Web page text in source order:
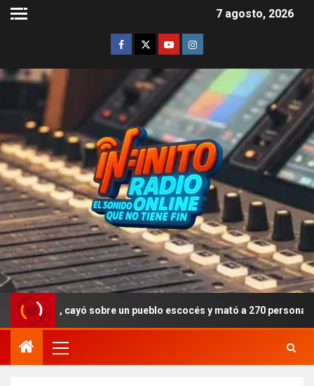
7 agosto, 2026
cayó sobre un pueblo escocés y mató a 270 personas